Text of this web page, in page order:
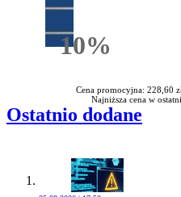
10%Rabatu
Cena promocyjna: 228,60
Najniższa cena w
Ostatnio dodane